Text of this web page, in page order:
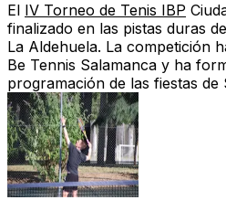
El IV Torneo de Tenis IBP
finalizado en las pistas duras
La Aldehuela. La competición
Be Tennis Salamanca y ha
programación de las fiestas de